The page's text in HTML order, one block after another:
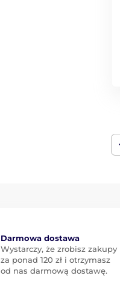
Darmowa dostawa
Wystarczy, że zrobisz zakupy
za ponad 120 zł i otrzymasz
od nas darmową dostawę.